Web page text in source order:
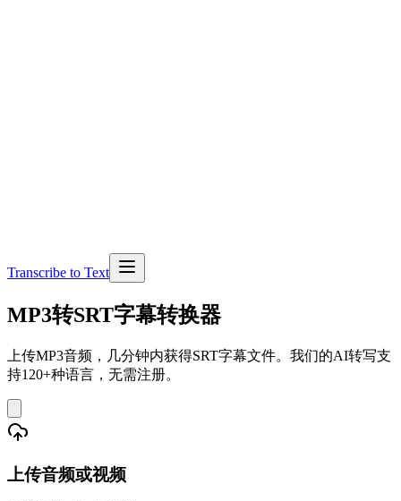
Transcribe to Text
MP3转SRT字幕转换器
上传MP3音频，几分钟内获得SRT字幕文件。我们的AI转写支
持120+种语言，无需注册。
上传音频或视频